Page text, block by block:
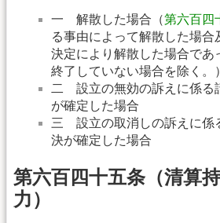
一 解散した場合（第六百四
る事由によって解散した場合
決定により解散した場合であ
終了していない場合を除く。）
二 設立の無効の訴えに係る
が確定した場合
三 設立の取消しの訴えに係
決が確定した場合
第六百四十五条（清算
力）